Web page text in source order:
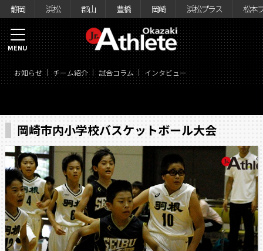
静岡 浜松 郡山 豊橋 岡崎 浜松プラス 松本
お知らせ チーム紹介 試合コラム インタビュー
MENU
岡崎市内小学校バスケットボール大会